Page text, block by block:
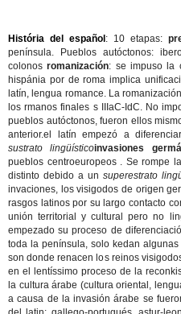
História del español : 10 etapas:
península. Pueblos autóctonos:
colonosromanización: se impuso la
hispánia por de roma implica
latín, lengua romance. La
los rmanos finales s IIIaC-IdC. No
pueblos autóctonos, fueron ellos
anterior.el latín empezó a
sustrato lingüísticoinvasiones
pueblos centroeuropeos . Se rompe
distinto debido a unsuperestrato
invaciones, los visigodos de origen
rasgos latinos por su largo contacto
unión territorial y cultural pero no
empezado su proceso de
toda la península, solo kedan
son donde renacen los reinos
en el lentíssimo proceso de la
la cultura árabe (cultura oriental,
a causa de la invasión árabe se